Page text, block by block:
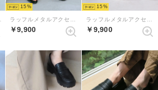
15
￥9,900
15
￥9,900